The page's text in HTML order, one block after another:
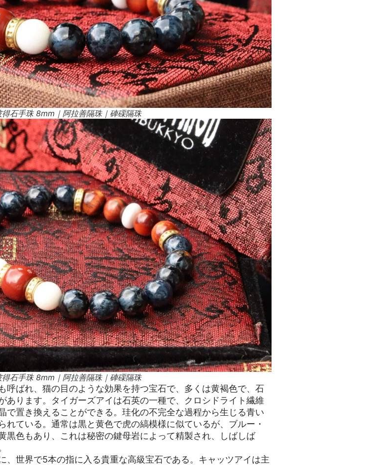
石手珠 8mm｜阿拉善隔珠｜硨磲隔珠
石手珠 8mm｜阿拉善隔珠｜硨磲隔珠
呼ばれ、猫の目のような効果を持つ宝石で、多くは黄褐色で、石
あります。タイガーズアイは石英の一種で、クロシドライト繊維
で置き換えることができる。珪化の不完全な過程から生じる青い
れている。通常は黒と黄色で虎の縞模様に似ているが、ブルー・
黒色もあり、これは秘密の鍵母岩によって精製され、しばしば
、世界で5本の指に入る貴重な高級宝石である。キャッツアイは主